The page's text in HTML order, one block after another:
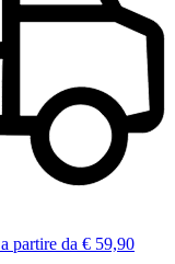
a partire da € 59,90